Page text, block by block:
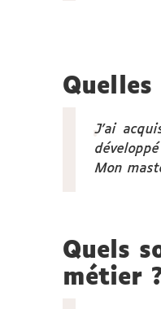
Quelles
J’ai
Mon
Quels
métier